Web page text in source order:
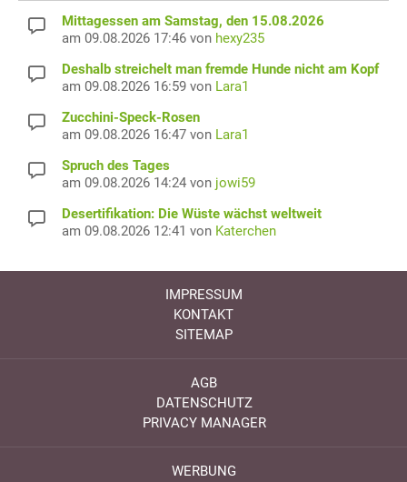
Mittagessen am Samstag, den 15.08.2026
am 09.08.2026 17:46 von hexy235
Deshalb streichelt man fremde Hunde nicht am Kopf
am 09.08.2026 16:59 von Lara1
Zucchini-Speck-Rosen
am 09.08.2026 16:47 von Lara1
Spruch des Tages
am 09.08.2026 14:24 von jowi59
Desertifikation: Die Wüste wächst weltweit
am 09.08.2026 12:41 von Katerchen
IMPRESSUM
KONTAKT
SITEMAP
AGB
DATENSCHUTZ
PRIVACY MANAGER
WERBUNG